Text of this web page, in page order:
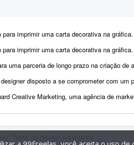
carta decorativa na gráfica. A arte deve ser editável em PDF, conforme
carta decorativa na gráfica. A arte deve ser editável em PDF, conforme
longo prazo na criação de artes para redes sociais. A
a se comprometer com um projeto de criação de artes para as postagens do
uma agência de marketing e conteúdo, e estamos buscando um(a)